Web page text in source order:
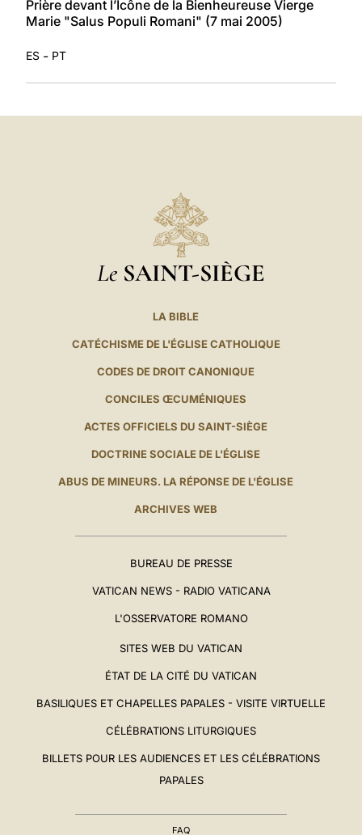
Prière devant l’Icône de la Bienheureuse Vierge
Marie "Salus Populi Romani" (7 mai 2005)
ES - PT
Le SAINT-SIÈGE
LA BIBLE
CATÉCHISME DE L'ÉGLISE CATHOLIQUE
CODES DE DROIT CANONIQUE
CONCILES ŒCUMÉNIQUES
ACTES OFFICIELS DU SAINT-SIÈGE
DOCTRINE SOCIALE DE L'ÉGLISE
ABUS DE MINEURS. LA RÉPONSE DE L'ÉGLISE
ARCHIVES WEB
BUREAU DE PRESSE
VATICAN NEWS - RADIO VATICANA
L'OSSERVATORE ROMANO
SITES WEB DU VATICAN
ÉTAT DE LA CITÉ DU VATICAN
BASILIQUES ET CHAPELLES PAPALES - VISITE VIRTUELLE
CÉLÉBRATIONS LITURGIQUES
BILLETS POUR LES AUDIENCES ET LES CÉLÉBRATIONS
PAPALES
FAQ